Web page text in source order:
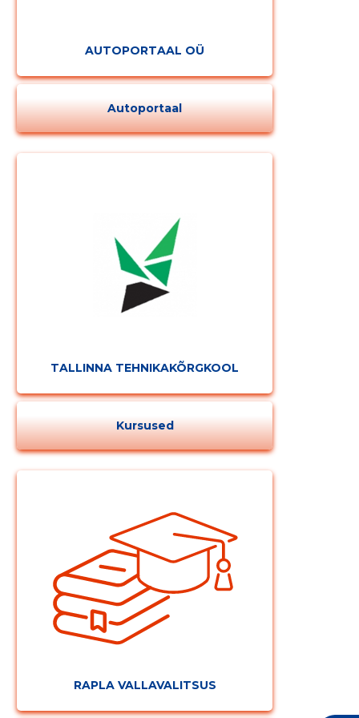
AUTOPORTAAL OÜ
Autoportaal
TALLINNA TEHNIKAKÕRGKOOL
Kursused
RAPLA VALLAVALITSUS